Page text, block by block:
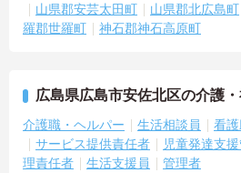
山県郡安芸太田町
山県郡北広島町
羅郡世羅町
神石郡神石高原町
広島県広島市安佐北区の介護
介護職・ヘルパー 生活相談員 看
サービス提供責任者
児童発達支
理責任者
生活支援員 管理者